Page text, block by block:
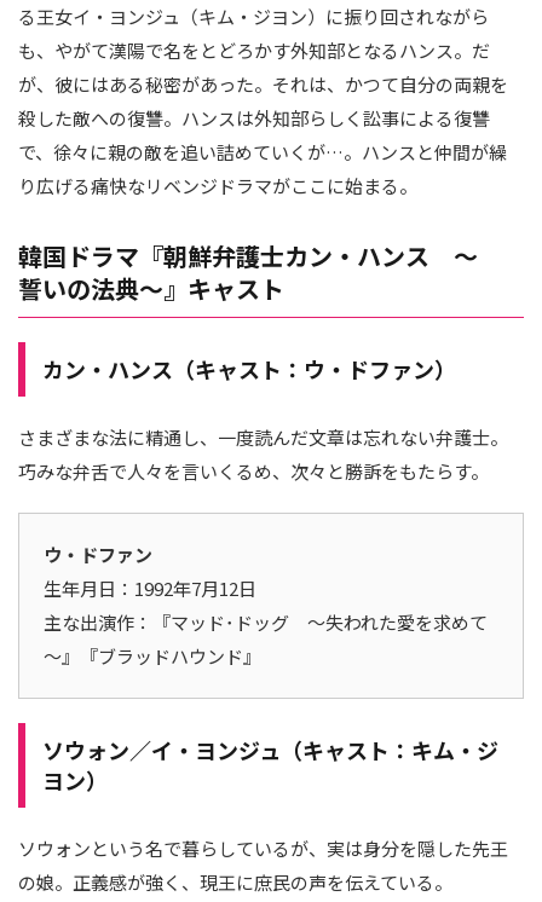
る王女イ・ヨンジュ（キム・ジヨン）に振り回されながら
も、やがて漢陽で名をとどろかす外知部となるハンス。だ
が、彼にはある秘密があった。それは、かつて自分の両親を
殺した敵への復讐。ハンスは外知部らしく訟事による復讐
で、徐々に親の敵を追い詰めていくが…。ハンスと仲間が繰
り広げる痛快なリベンジドラマがここに始まる。
韓国ドラマ『朝鮮弁護士カン・ハンス ～
誓いの法典～』キャスト
カン・ハンス（キャスト：ウ・ドファン）
さまざまな法に精通し、一度読んだ文章は忘れない弁護士。
巧みな弁舌で人々を言いくるめ、次々と勝訴をもたらす。
ウ・ドファン
生年月日：1992年7月12日
主な出演作：『マッド･ドッグ ～失われた愛を求めて
～』『ブラッドハウンド』
ソウォン／イ・ヨンジュ（キャスト：キム・ジ
ヨン）
ソウォンという名で暮らしているが、実は身分を隠した先王
の娘。正義感が強く、現王に庶民の声を伝えている。